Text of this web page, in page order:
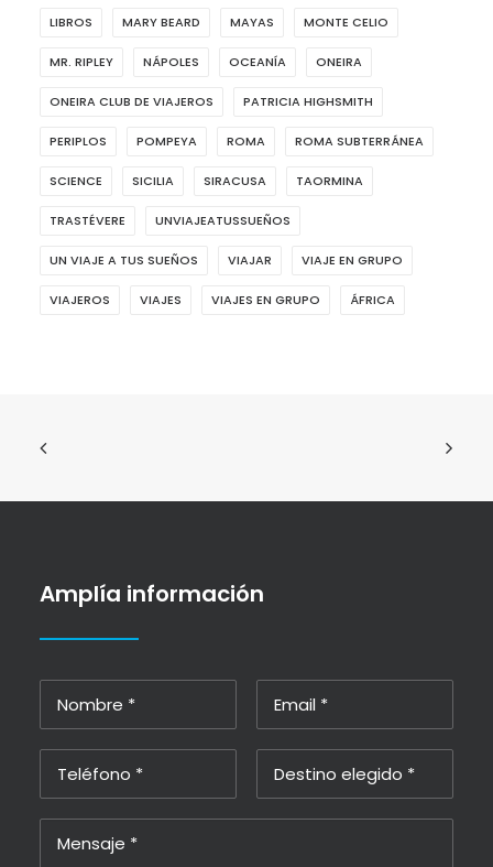
LIBROS MARY BEARD MAYAS MONTE CELIO
MR. RIPLEY NÁPOLES OCEANÍA ONEIRA
ONEIRA CLUB DE VIAJEROS PATRICIA HIGHSMITH
PERIPLOS POMPEYA ROMA ROMA SUBTERRÁNEA
SCIENCE SICILIA SIRACUSA TAORMINA
TRASTÉVERE UNVIAJEATUSSUEÑOS
UN VIAJE A TUS SUEÑOS VIAJAR VIAJE EN GRUPO
VIAJEROS VIAJES VIAJES EN GRUPO ÁFRICA
Amplía información